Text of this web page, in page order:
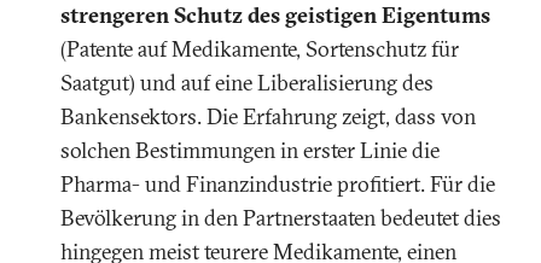
strengeren Schutz des geistigen Eigentums
(Patente auf Medikamente, Sortenschutz für
Saatgut) und auf eine Liberalisierung des
Bankensektors. Die Erfahrung zeigt, dass von
solchen Bestimmungen in erster Linie die
Pharma- und Finanzindustrie profitiert. Für die
Bevölkerung in den Partnerstaaten bedeutet dies
hingegen meist teurere Medikamente, einen